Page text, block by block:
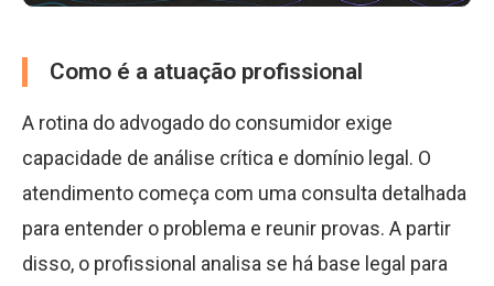
Como é a atuação profissional
A rotina do advogado do consumidor exige
capacidade de análise crítica e domínio legal. O
atendimento começa com uma consulta detalhada
para entender o problema e reunir provas. A partir
disso, o profissional analisa se há base legal para